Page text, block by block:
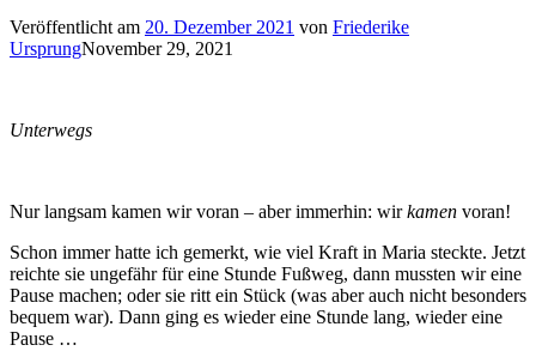
Veröffentlicht am 20. Dezember 2021 von Friederike
UrsprungNovember 29, 2021
Unterwegs
Nur langsam kamen wir voran – aber immerhin: wirkamen voran!
Schon immer hatte ich gemerkt, wie viel Kraft in Maria steckte. Jetzt
reichte sie ungefähr für eine Stunde Fußweg, dann mussten wir eine
Pause machen; oder sie ritt ein Stück (was aber auch nicht besonders
bequem war). Dann ging es wieder eine Stunde lang, wieder eine
Pause …